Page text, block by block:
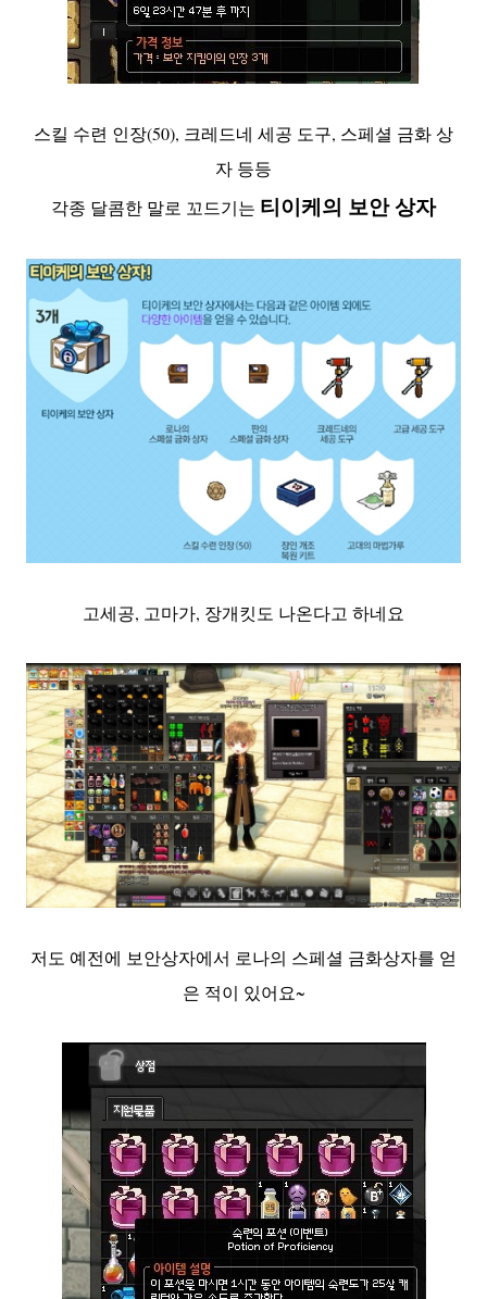
스킬 수련 인장(50), 크레드네 세공 도구, 스페셜 금화 상
자 등등
각종 달콤한 말로 꼬드기는 티이케의 보안 상자
고세공, 고마가, 장개킷도 나온다고 하네요
저도 예전에 보안상자에서 로나의 스페셜 금화상자를 얻
은 적이 있어요~